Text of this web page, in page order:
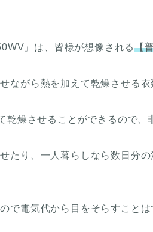
」は、皆様が想像される【
ながら熱を加えて乾燥させる衣
乾燥させることができるので、
たり、一人暮らしなら数日分
で電気代から目をそらすことは